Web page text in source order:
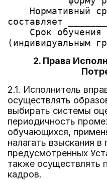
Нормативный
составляет
Срок обучения
2. Права
2.1. Исполнитель
осуществлять
выбирать системы
периодичность
обучающихся,
налагать взыскания в
предусмотренных
также осуществлять
кадров.